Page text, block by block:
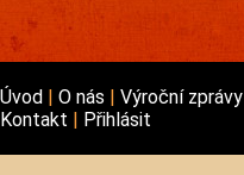
Úvod O nás Výroční zprávy
Kontakt
Přihlásit